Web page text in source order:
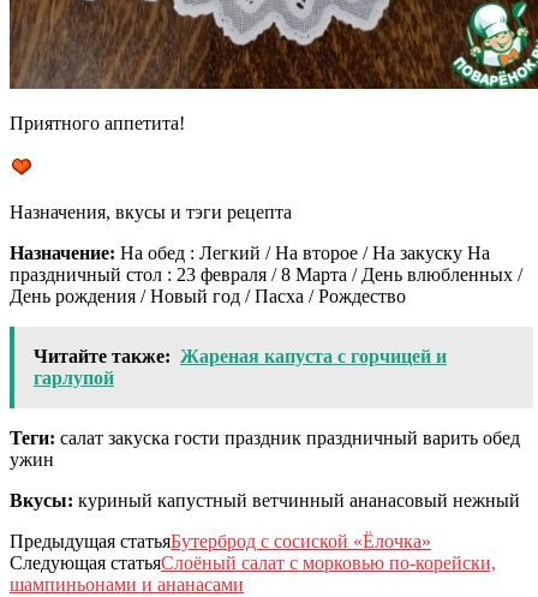
Приятного аппетита!
Назначения, вкусы и тэги рецепта
Назначение: На обед : Легкий / На второе / На закуску На
праздничный стол : 23 февраля / 8 Марта / День влюбленных /
День рождения / Новый год / Пасха / Рождество
Читайте также: Жареная капуста с горчицей и
гарлупой
Теги: салат закуска гости праздник праздничный варить обед
ужин
Вкусы: куриный капустный ветчинный ананасовый нежный
Предыдущая статьяБутерброд с сосиской «Ёлочка»
Следующая статьяСлоёный салат с морковью по-корейски,
шампиньонами и ананасами